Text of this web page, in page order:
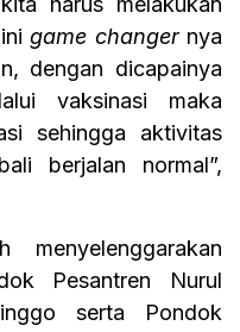
inigame changernya
dengan dicapainya
vaksinasi maka
sehingga aktivitas
berjalan normal”,
Pesantren Nurul
serta Pondok